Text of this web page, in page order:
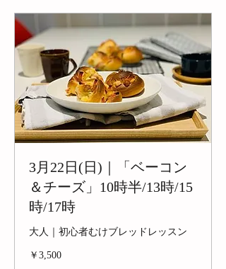
3月22日(日)｜「ベーコン
＆チーズ」10時半/13時/15
時/17時
大人｜初心者むけブレッドレッスン
3,500
円
￥3,500